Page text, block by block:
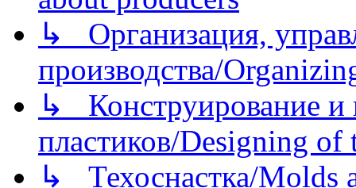
↳ Организация,
производства/
↳ Конструирование и
пластиков/Designing of
↳ Техоснастка/Molds